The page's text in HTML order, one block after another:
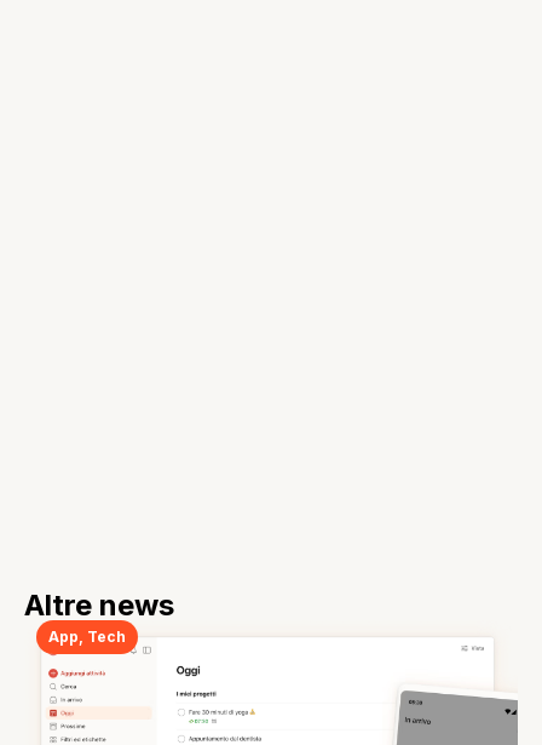
Altre news
App Tech